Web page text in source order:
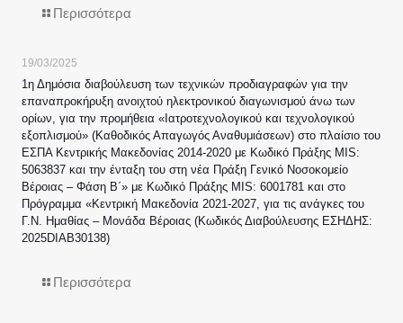
Περισσότερα
19/03/2025
1η Δημόσια διαβούλευση των τεχνικών προδιαγραφών για την
επαναπροκήρυξη ανοιχτού ηλεκτρονικού διαγωνισμού άνω των
ορίων, για την προμήθεια «Ιατροτεχνολογικού και τεχνολογικού
εξοπλισμού» (Καθοδικός Απαγωγός Αναθυμιάσεων) στο πλαίσιο του
ΕΣΠΑ Κεντρικής Μακεδονίας 2014-2020 με Κωδικό Πράξης MIS:
5063837 και την ένταξη του στη νέα Πράξη Γενικό Νοσοκομείο
Βέροιας – Φάση Β΄» με Κωδικό Πράξης MIS: 6001781 και στο
Πρόγραμμα «Κεντρική Μακεδονία 2021-2027, για τις ανάγκες του
Γ.Ν. Ημαθίας – Μονάδα Βέροιας (Κωδικός Διαβούλευσης ΕΣΗΔΗΣ:
2025DIAB30138)
Περισσότερα